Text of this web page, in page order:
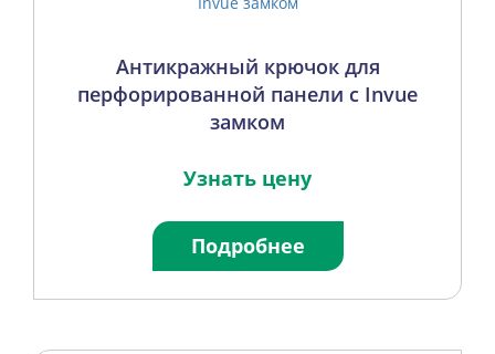
Антикражный крючок для
перфорированной панели с Invue
замком
Узнать цену
Подробнее